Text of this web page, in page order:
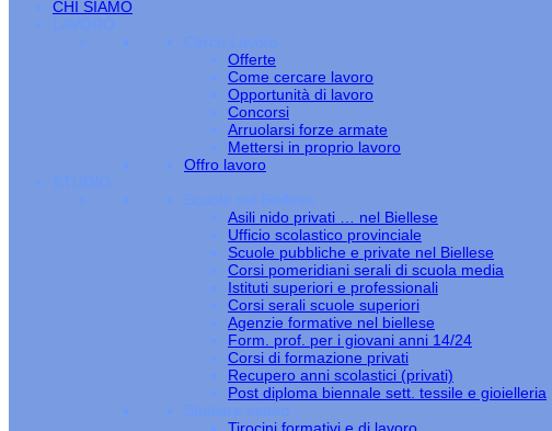
CHI SIAMO
LAVORO
Cerco Lavoro
Offerte
Come cercare lavoro
Opportunità di lavoro
Concorsi
Arruolarsi forze armate
Mettersi in proprio lavoro
Offro lavoro
STUDIO
Scuole nel Biellese
Asili nido privati … nel Biellese
Ufficio scolastico provinciale
Scuole pubbliche e private nel Biellese
Corsi pomeridiani serali di scuola media
Istituti superiori e professionali
Corsi serali scuole superiori
Agenzie formative nel biellese
Form. prof. per i giovani anni 14/24
Corsi di formazione privati
Recupero anni scolastici (privati)
Post diploma biennale sett. tessile e gioielleria
Studiare estero